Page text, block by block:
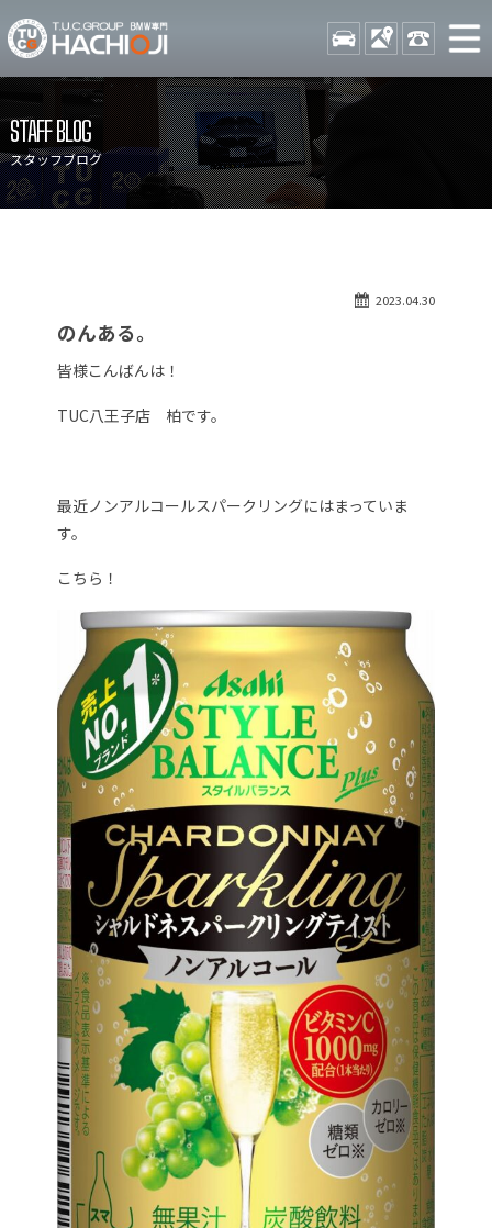
TUCグループ BMW専門 八
STOCK ACCESS 042-
ニュース
在庫リスト
目玉車両一覧
保証＆サービス
アクセスマップ
自動車保険
STAFF BLOG
スタッフブログ
2023.04.30
のんある。
皆様こんばんは！
TUC八王子店 柏です。
最近ノンアルコールスパークリングにはまっていま
す。
こちら！